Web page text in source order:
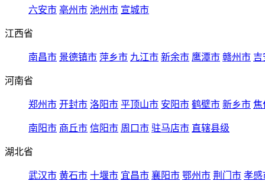
六安市 亳州市 池州市 宣城市
江西省
南昌市 景德镇市 萍乡市 九江市 新余市 鹰潭市 赣州市 吉
河南省
郑州市 开封市 洛阳市 平顶山市 安阳市 鹤壁市 新乡市 焦
南阳市 商丘市 信阳市 周口市 驻马店市 直辖县级
湖北省
武汉市 黄石市 十堰市 宜昌市 襄阳市 鄂州市 荆门市 孝感